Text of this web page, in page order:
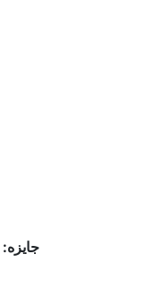
جایزه: